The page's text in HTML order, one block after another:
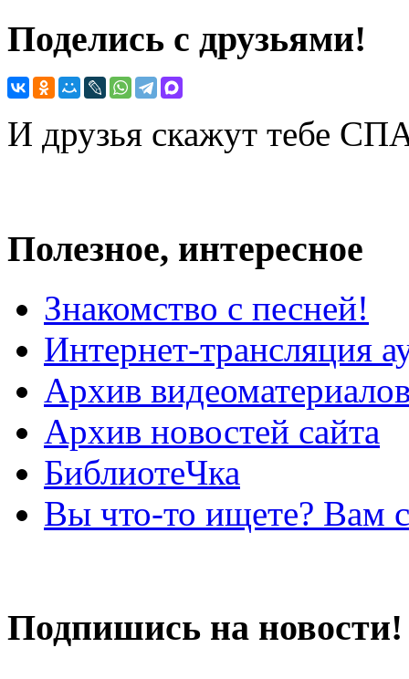
Поделись с друзьями!
И друзья скажут тебе
Полезное, интересное
Знакомство с песней!
Интернет-трансляция
Архив
Архив новостей сайта
БиблиотеЧка
Вы что-то ищете? Вам
Подпишись на новости!